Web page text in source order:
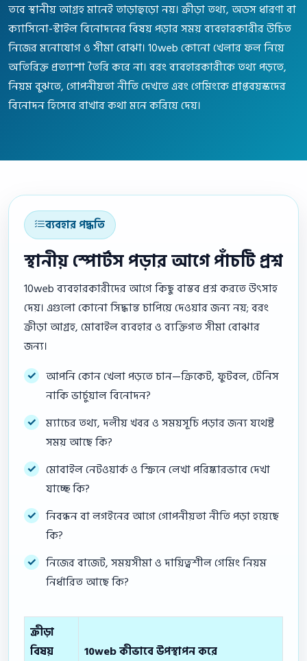
তবে স্থানীয় আগ্রহ মানেই তাড়াহুড়ো নয়। ক্রীড়া তথ্য, অডস ধারণা বা
ক্যাসিনো-স্টাইল বিনোদনের বিষয় পড়ার সময় ব্যবহারকারীর উচিত
নিজের মনোযোগ ও সীমা বোঝা। 10web কোনো খেলার ফল নিয়ে
অতিরিক্ত প্রত্যাশা তৈরি করে না। বরং ব্যবহারকারীকে তথ্য পড়তে,
নিয়ম বুঝতে, গোপনীয়তা নীতি দেখতে এবং গেমিংকে প্রাপ্তবয়স্কদের
বিনোদন হিসেবে রাখার কথা মনে করিয়ে দেয়।
ব্যবহার পদ্ধতি
স্থানীয় স্পোর্টস পড়ার আগে পাঁচটি প্রশ্ন
10web ব্যবহারকারীদের আগে কিছু বাস্তব প্রশ্ন করতে উৎসাহ
দেয়। এগুলো কোনো সিদ্ধান্ত চাপিয়ে দেওয়ার জন্য নয়; বরং
ক্রীড়া আগ্রহ, মোবাইল ব্যবহার ও ব্যক্তিগত সীমা বোঝার
জন্য।
আপনি কোন খেলা পড়তে চান—ক্রিকেট, ফুটবল, টেনিস
নাকি ভার্চুয়াল বিনোদন?
ম্যাচের তথ্য, দলীয় খবর ও সময়সূচি পড়ার জন্য যথেষ্ট
সময় আছে কি?
মোবাইল নেটওয়ার্ক ও স্ক্রিনে লেখা পরিষ্কারভাবে দেখা
যাচ্ছে কি?
নিবন্ধন বা লগইনের আগে গোপনীয়তা নীতি পড়া হয়েছে
কি?
নিজের বাজেট, সময়সীমা ও দায়িত্বশীল গেমিং নিয়ম
নির্ধারিত আছে কি?
ক্রীড়া
বিষয়
10web কীভাবে উপস্থাপন করে